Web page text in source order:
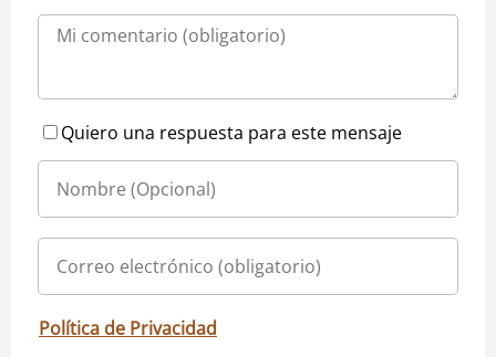
Quiero una respuesta para este mensaje
Política de Privacidad